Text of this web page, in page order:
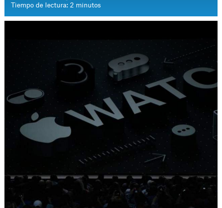
Tiempo de lectura: 2 minutos